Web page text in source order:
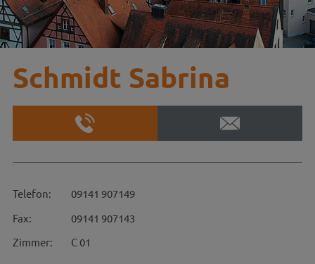
Schmidt Sabrina
Telefon:
09141 907149
Fax:
09141 907143
Zimmer:
C 01